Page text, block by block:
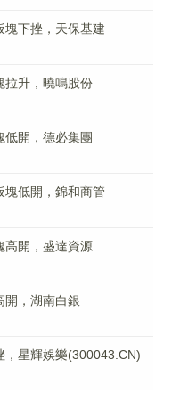
塊下挫，天保基建
拉升，曉鳴股份
低開，德必集團
塊低開，錦和商管
高開，盛達資源
開，湖南白銀
，星輝娛樂(300043.CN)